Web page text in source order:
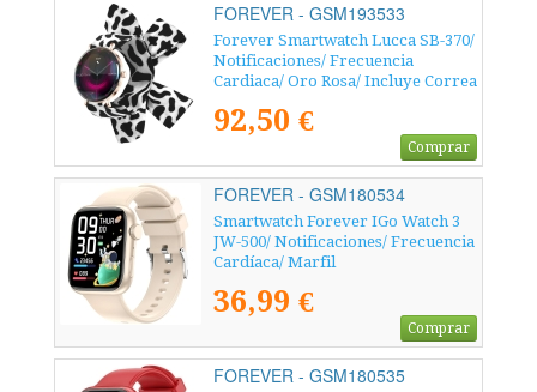
FOREVER - GSM193533
Forever Smartwatch Lucca SB-370/
Notificaciones/ Frecuencia
Cardiaca/ Oro Rosa/ Incluye Correa
92,50 €
Comprar
FOREVER - GSM180534
Smartwatch Forever IGo Watch 3
JW-500/ Notificaciones/ Frecuencia
Cardíaca/ Marfil
36,99 €
Comprar
FOREVER - GSM180535